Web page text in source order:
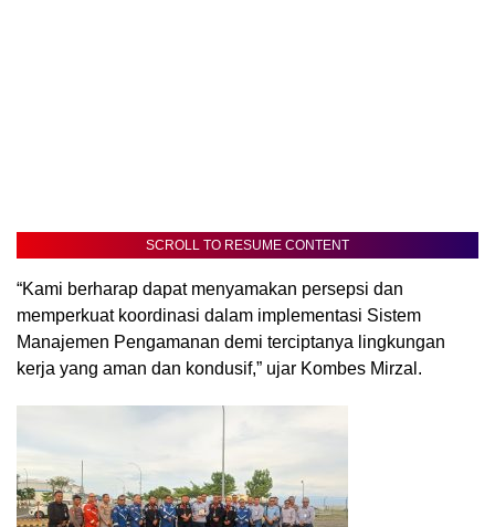
SCROLL TO RESUME CONTENT
“Kami berharap dapat menyamakan persepsi dan
memperkuat koordinasi dalam implementasi Sistem
Manajemen Pengamanan demi terciptanya lingkungan
kerja yang aman dan kondusif,” ujar Kombes Mirzal.